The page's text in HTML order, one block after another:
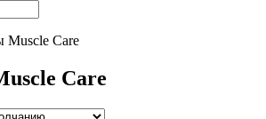
Muscle Care
Care